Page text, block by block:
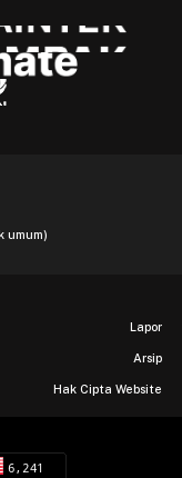
umum)
Lapor
Arsip
Hak Cipta Website